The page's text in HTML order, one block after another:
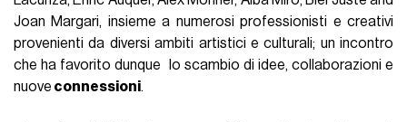
Joan Margari, insieme a numerosi professionisti e creativi
provenienti da diversi ambiti artistici e culturali; un incontro
che ha favorito dunque lo scambio di idee, collaborazioni e
nuove connessioni.